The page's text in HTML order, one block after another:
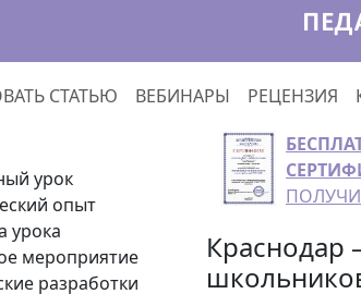
СТАТЬЮ ВЕБИНАРЫ РЕЦЕНЗИЯ
урок
опыт
урока
мероприятие
разработки
Краснодар